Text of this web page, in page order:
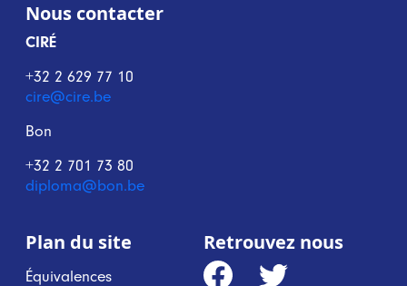
Nous contacter
CIRÉ
+32 2 629 77 10
cire@cire.be
Bon
+32 2 701 73 80
diploma@bon.be
Plan du site
Équivalences
Retrouvez nous